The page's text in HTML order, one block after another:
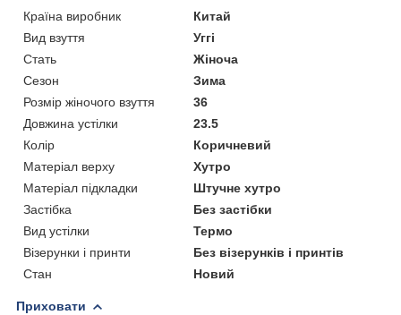
Країна виробник
Китай
Вид взуття
Уггі
Стать
Жіноча
Сезон
Зима
Розмір жіночого взуття
36
Довжина устілки
23.5
Колір
Коричневий
Матеріал верху
Хутро
Матеріал підкладки
Штучне хутро
Застібка
Без застібки
Вид устілки
Термо
Візерунки і принти
Без візерунків і принтів
Стан
Новий
Приховати